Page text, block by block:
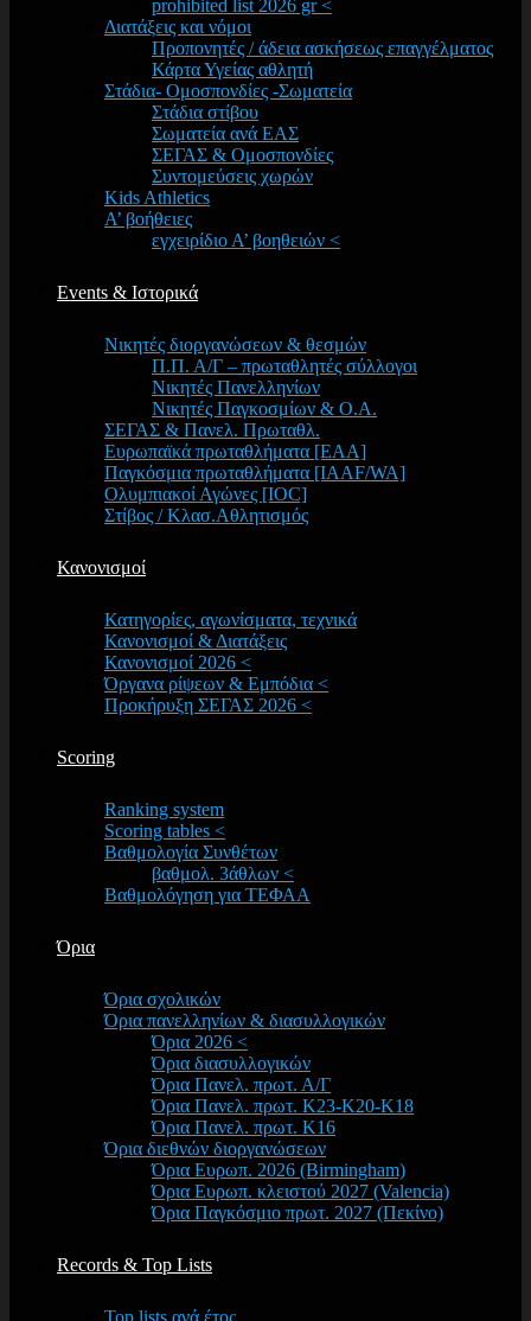
prohibited list 2026 gr <
Διατάξεις και νόμοι
Προπονητές / άδεια ασκήσεως επαγγέλματος
Κάρτα Υγείας αθλητή
Στάδια- Ομοσπονδίες -Σωματεία
Στάδια στίβου
Σωματεία ανά ΕΑΣ
ΣΕΓΑΣ & Ομοσπονδίες
Συντομεύσεις χωρών
Kids Athletics
Α’ βοήθειες
εγχειρίδιο Α’ βοηθειών <
Events & Ιστορικά
Νικητές διοργανώσεων & θεσμών
Π.Π. Α/Γ – πρωταθλητές σύλλογοι
Νικητές Πανελληνίων
Νικητές Παγκοσμίων & Ο.Α.
ΣΕΓΑΣ & Πανελ. Πρωταθλ.
Ευρωπαϊκά πρωταθλήματα [EAA]
Παγκόσμια πρωταθλήματα [IAAF/WA]
Ολυμπιακοί Αγώνες [IOC]
Στίβος / Κλασ.Αθλητισμός
Κανονισμοί
Κατηγορίες, αγωνίσματα, τεχνικά
Κανονισμοί & Διατάξεις
Κανονισμοί 2026 <
Όργανα ρίψεων & Εμπόδια <
Προκήρυξη ΣΕΓΑΣ 2026 <
Scoring
Ranking system
Scoring tables <
Βαθμολογία Συνθέτων
βαθμολ. 3άθλων <
Βαθμολόγηση για ΤΕΦΑΑ
Όρια
Όρια σχολικών
Όρια πανελληνίων & διασυλλογικών
Όρια 2026 <
Όρια διασυλλογικών
Όρια Πανελ. πρωτ. Α/Γ
Όρια Πανελ. πρωτ. Κ23-Κ20-Κ18
Όρια Πανελ. πρωτ. Κ16
Όρια διεθνών διοργανώσεων
Όρια Ευρωπ. 2026 (Birmingham)
Όρια Ευρωπ. κλειστού 2027 (Valencia)
Όρια Παγκόσμιο πρωτ. 2027 (Πεκίνο)
Records & Top Lists
Top lists ανά έτος